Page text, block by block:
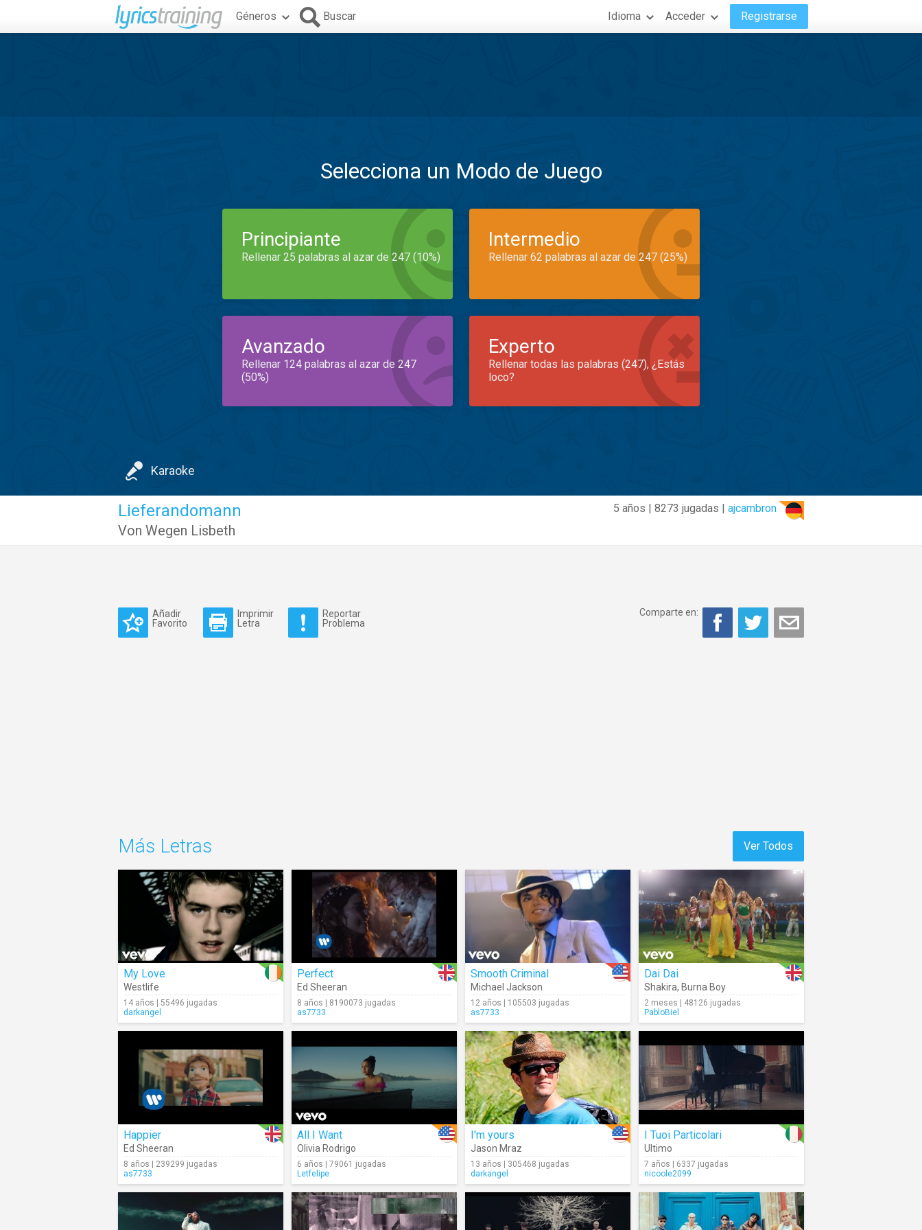
Géneros Buscar Idioma Acceder Registrarse
Selecciona un Modo de Juego
Principiante
Rellenar 25 palabras al azar de 247 (10%)
Intermedio
Rellenar 62 palabras al azar de 247 (25%)
Avanzado
Rellenar 124 palabras al azar de 247
(50%)
Experto
Rellenar todas las palabras (247), ¿Estás
loco?
Karaoke
5 años | 8273 jugadas | ajcambron
Lieferandomann
Von Wegen Lisbeth
Añadir
Favorito
Imprimir
Letra
Reportar
Problema
Comparte en:
Ver Todos
Más Letras
My Love
Westlife
14 años | 55496 jugadas
darkangel
Perfect
Ed Sheeran
8 años | 8190073 jugadas
as7733
Smooth Criminal
Michael Jackson
12 años | 105503 jugadas
as7733
Dai Dai
Shakira, Burna Boy
2 meses | 48126 jugadas
PabloBiel
Happier
Ed Sheeran
8 años | 239299 jugadas
as7733
All I Want
Olivia Rodrigo
6 años | 79061 jugadas
Letfelipe
I'm yours
Jason Mraz
13 años | 305468 jugadas
darkangel
I Tuoi Particolari
Ultimo
7 años | 6337 jugadas
nicoole2099